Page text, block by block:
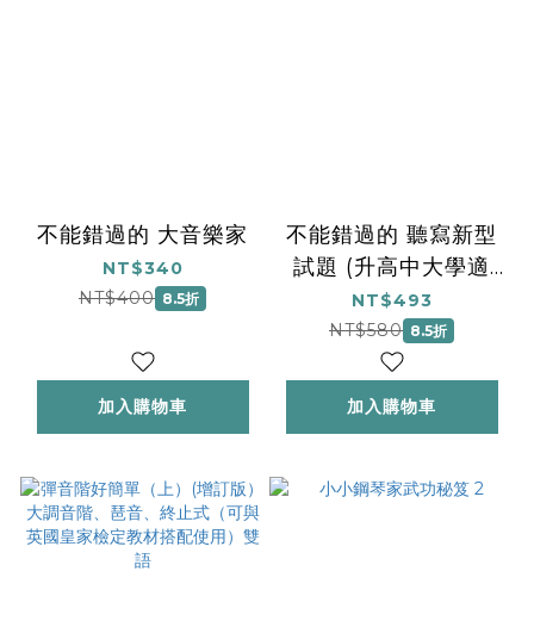
不能錯過的 大音樂家
NT$340
NT$400 8.5折
加入購物車
不能錯過的 聽寫新型
試題 (升高中大學適
用)
NT$493
NT$580 8.5折
加入購物車